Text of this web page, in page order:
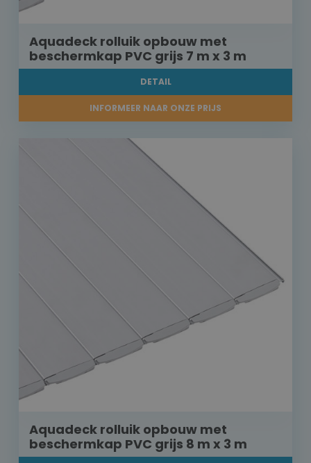
Aquadeck rolluik opbouw met
beschermkap PVC grijs 7 m x 3 m
DETAIL
INFORMEER NAAR ONZE PRIJS
Aquadeck rolluik opbouw met
beschermkap PVC grijs 8 m x 3 m